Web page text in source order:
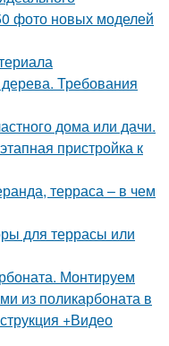
фото новых моделей
Требования
дома или дачи.
пристройка к
терраса – в чем
для террасы или
Монтируем
из поликарбоната в
+Видео